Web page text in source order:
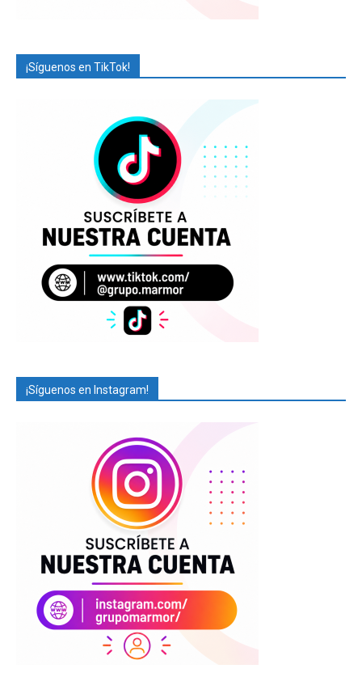
¡Síguenos en TikTok!
¡Síguenos en Instagram!